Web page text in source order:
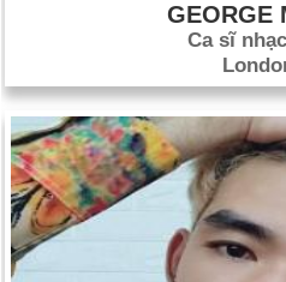
GEORGE
Ca sĩ